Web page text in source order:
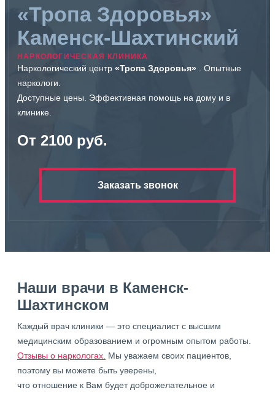
«Тропа Здоровья»
Каменск-Шахтинский
НАРКОЛОГИЧЕСКАЯ КЛИНИКА
Наркологический центр «Тропа Здоровья» . Опытные
наркологи.
Доступные цены. Эффективная помощь на дому и в
клинике.
От 2100 руб.
Заказать звонок
Наши врачи в Каменск-
Шахтинском
Каждый врач клиники — это специалист с высшим
медицинским образованием и огромным опытом работы.
Отзывы о наркологах. Мы уважаем своих пациентов,
поэтому вы можете быть уверены,
что отношение к Вам будет доброжелательное и